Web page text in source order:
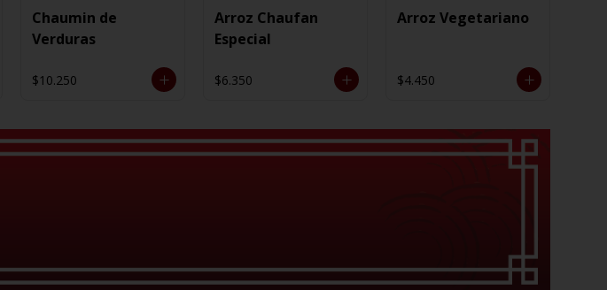
Chaumin de
Verduras
$10.250
Arroz Chaufan
Especial
$6.350
Arroz Vegetariano
$4.450